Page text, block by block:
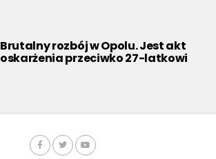
Brutalny rozbój w Opolu. Jest akt
oskarżenia przeciwko 27-latkowi